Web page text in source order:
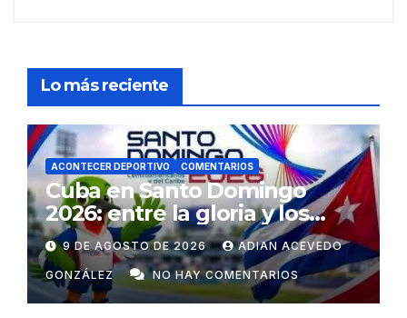
Lo más reciente
ACONTECER DEPORTIVO COMENTARIOS
Cuba en Santo Domingo
2026: entre la gloria y los
desafíos
9 DE AGOSTO DE 2026 ADIAN ACEVEDO
GONZÁLEZ NO HAY COMENTARIOS